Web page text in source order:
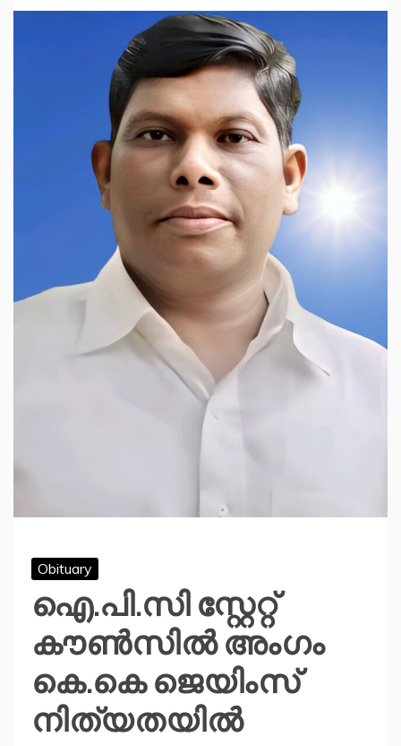
Obituary
ഐ.പി.സി സ്റ്റേറ്റ്
കൗൺസിൽ അംഗം
കെ.കെ ജെയിംസ്
നിത്യതയിൽ